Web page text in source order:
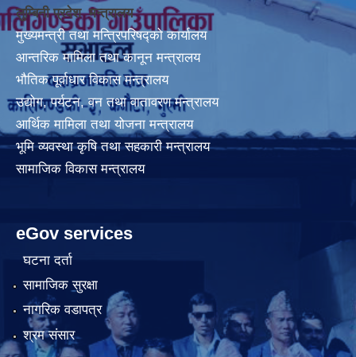
लुम्बिनी प्रदेश मन्त्रालय
मुख्यमन्त्री तथा मन्त्रिपरिषद्को कार्यालय
आन्तरिक मामिला तथा कानून मन्त्रालय
भौतिक पूर्वाधार विकास मन्त्रालय
उद्योग, पर्यटन, वन तथा वातावरण मन्त्रालय
आर्थिक मामिला तथा योजना मन्त्रालय
भूमि व्यवस्था कृषि तथा सहकारी मन्त्रालय
सामाजिक विकास मन्त्रालय
eGov services
घटना दर्ता
सामाजिक सुरक्षा
नागरिक वडापत्र
श्रम संसार